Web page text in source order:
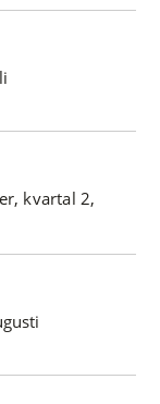
kvartal 2,